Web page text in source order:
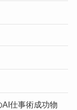
仕事術成功物